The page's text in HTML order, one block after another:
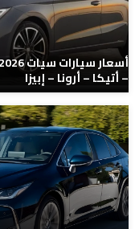
– أتيكا – أرونا – إبيزا